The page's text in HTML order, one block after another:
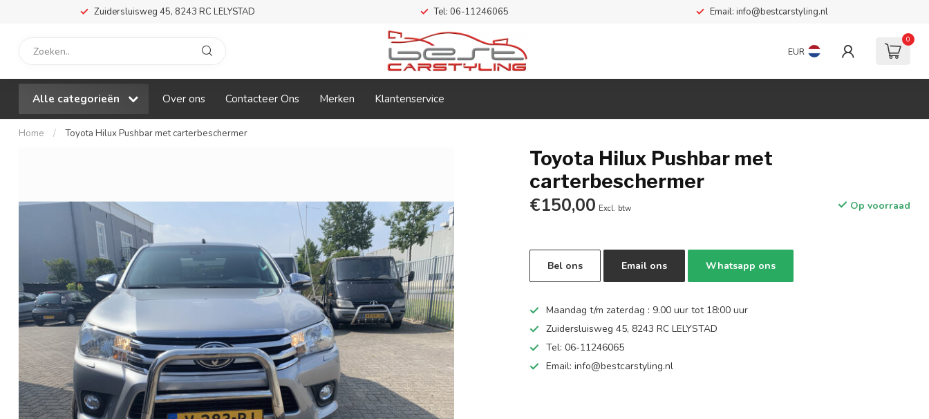
Zuidersluisweg 45, 8243 RC LELYSTAD Tel: 06-11246065 Email: info@bestcarstyling.nl
EUR
0
Alle categorieën Over ons Contacteer Ons Merken Klantenservice
Home / Toyota Hilux Pushbar met carterbeschermer
Toyota Hilux Pushbar met
carterbeschermer
€150,00 Excl. btw Op voorraad
Bel ons Email ons Whatsapp ons
Maandag t/m zaterdag : 9.00 uur tot 18:00 uur
Zuidersluisweg 45, 8243 RC LELYSTAD
Tel: 06-11246065
Email:info@bestcarstyling.nl